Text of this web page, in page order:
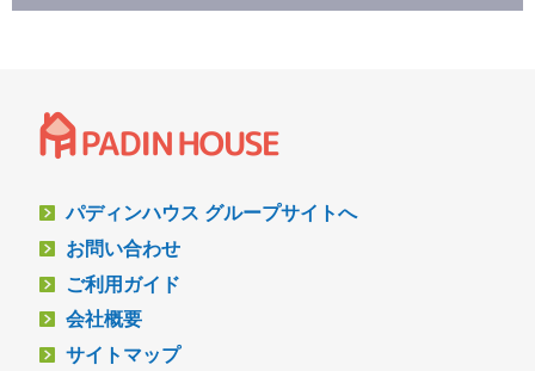
パディンハウス グループサイトへ
お問い合わせ
ご利用ガイド
会社概要
サイトマップ